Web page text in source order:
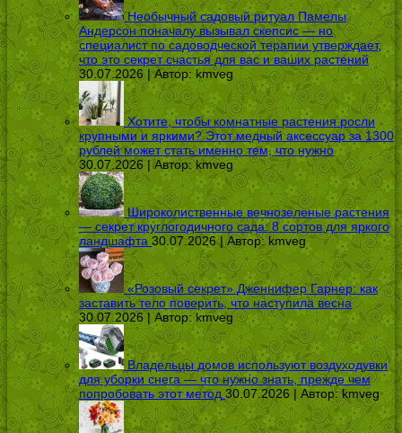
Необычный садовый ритуал Памелы
Андерсон поначалу вызывал скепсис — но
специалист по садоводческой терапии утверждает,
что это секрет счастья для вас и ваших растений
30.07.2026 | Автор: kmveg
Хотите, чтобы комнатные растения росли
крупными и яркими? Этот медный аксессуар за 1300
рублей может стать именно тем, что нужно
30.07.2026 | Автор:kmveg
Широколиственные вечнозеленые растения
— секрет круглогодичного сада: 8 сортов для яркого
ландшафта 30.07.2026 | Автор:kmveg
«Розовый секрет» Дженнифер Гарнер: как
заставить тело поверить, что наступила весна
30.07.2026 | Автор: kmveg
Владельцы домов используют воздуходувки
для уборки снега — что нужно знать, прежде чем
попробовать этот метод 30.07.2026 | Автор:kmveg